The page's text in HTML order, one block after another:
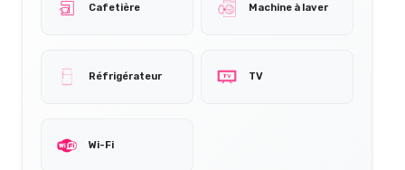
Cafetière Machine à laver
Réfrigérateur TV
Wi-Fi